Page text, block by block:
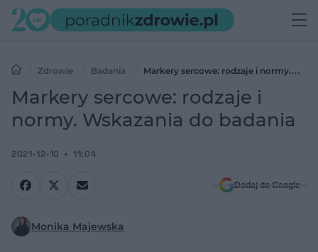
Zdrowie Badania
Markery sercowe: rodzaje i normy.
Wskazania do badania
Markery sercowe: rodzaje i
normy. Wskazania do badania
2021-12-10 11:04
Dodaj do Google
Monika Majewska